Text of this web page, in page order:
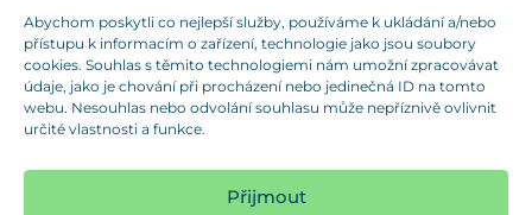
Abychom poskytli co nejlepší služby, používáme k ukládání a/nebo
přístupu k informacím o zařízení, technologie jako jsou soubory
cookies. Souhlas s těmito technologiemi nám umožní zpracovávat
údaje, jako je chování při procházení nebo jedinečná ID na tomto
webu. Nesouhlas nebo odvolání souhlasu může nepříznivě ovlivnit
určité vlastnosti a funkce.
Přijmout
Jsme tu pro vás Pondělí-Čtvrtek od: 7:30 - 15:30 hodin
a Pátek od 7:30 - 14:30 hodin
info@dualpraha.cz +420 725 802 767
(platba pouze v hotovosti)
Jsme tu pro vás Pondělí-Čtvrtek od: 7:30 - 15:30 hodin